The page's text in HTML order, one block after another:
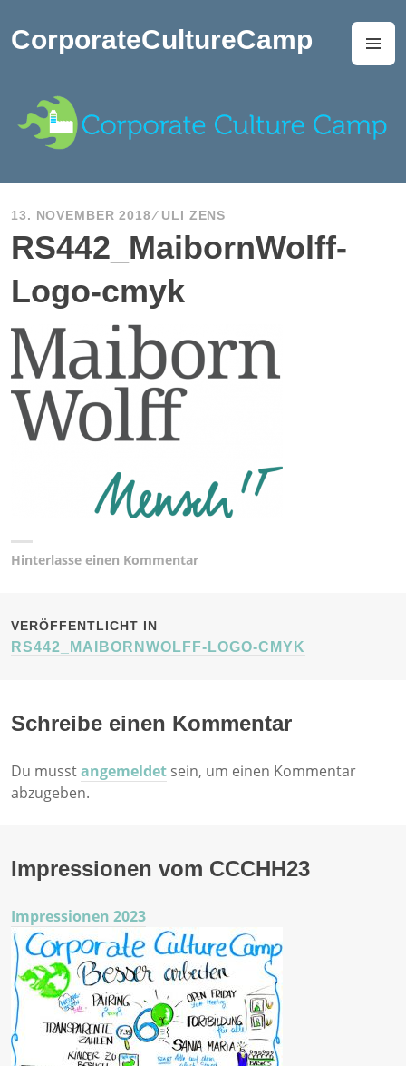
Inhalt
springen
CorporateCultureCamp
13. NOVEMBER 2018 ULI ZENS
RS442_MaibornWolff-
Logo-cmyk
Hinterlasse einen Kommentar
BEITRAGSNAVIGATION
VERÖFFENTLICHT IN
RS442_MAIBORNWOLFF-LOGO-CMYK
Schreibe einen Kommentar
Du musstangemeldet sein, um einen Kommentar
abzugeben.
Impressionen vom CCCHH23
Impressionen 2023